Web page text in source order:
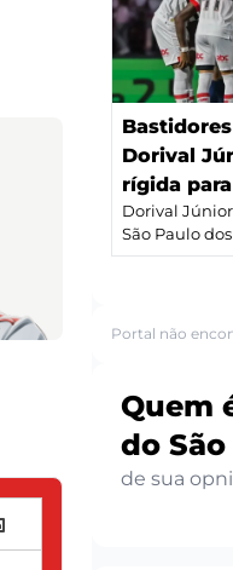
Dorival
rígida
Dorival
São Paulo
Portal não
Quem
do
de sua